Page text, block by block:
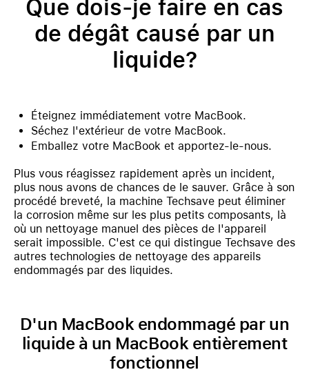
Que dois-je faire en cas
de dégât causé par un
liquide?
Éteignez immédiatement votre MacBook.
Séchez l'extérieur de votre MacBook.
Emballez votre MacBook et apportez-le-nous.
Plus vous réagissez rapidement après un incident,
plus nous avons de chances de le sauver. Grâce à son
procédé breveté, la machine Techsave peut éliminer
la corrosion même sur les plus petits composants, là
où un nettoyage manuel des pièces de l'appareil
serait impossible. C'est ce qui distingue Techsave des
autres technologies de nettoyage des appareils
endommagés par des liquides.
D'un MacBook endommagé par un
liquide à un MacBook entièrement
fonctionnel